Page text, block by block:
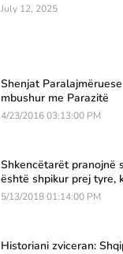
July 12, 2025
Shenjat
mbushur me Parazitë
4/23/2016 03:13:00 PM
Shkencëtarët pranojnë
është shpikur prej tyre,
5/13/2018 01:14:00 PM
Historiani zviceran: